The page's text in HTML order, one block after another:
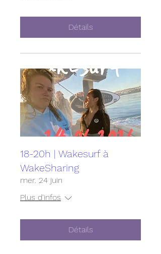
Détails
18-20h | Wakesurf à
WakeSharing
mer. 24 juin
Plus d'infos
Détails